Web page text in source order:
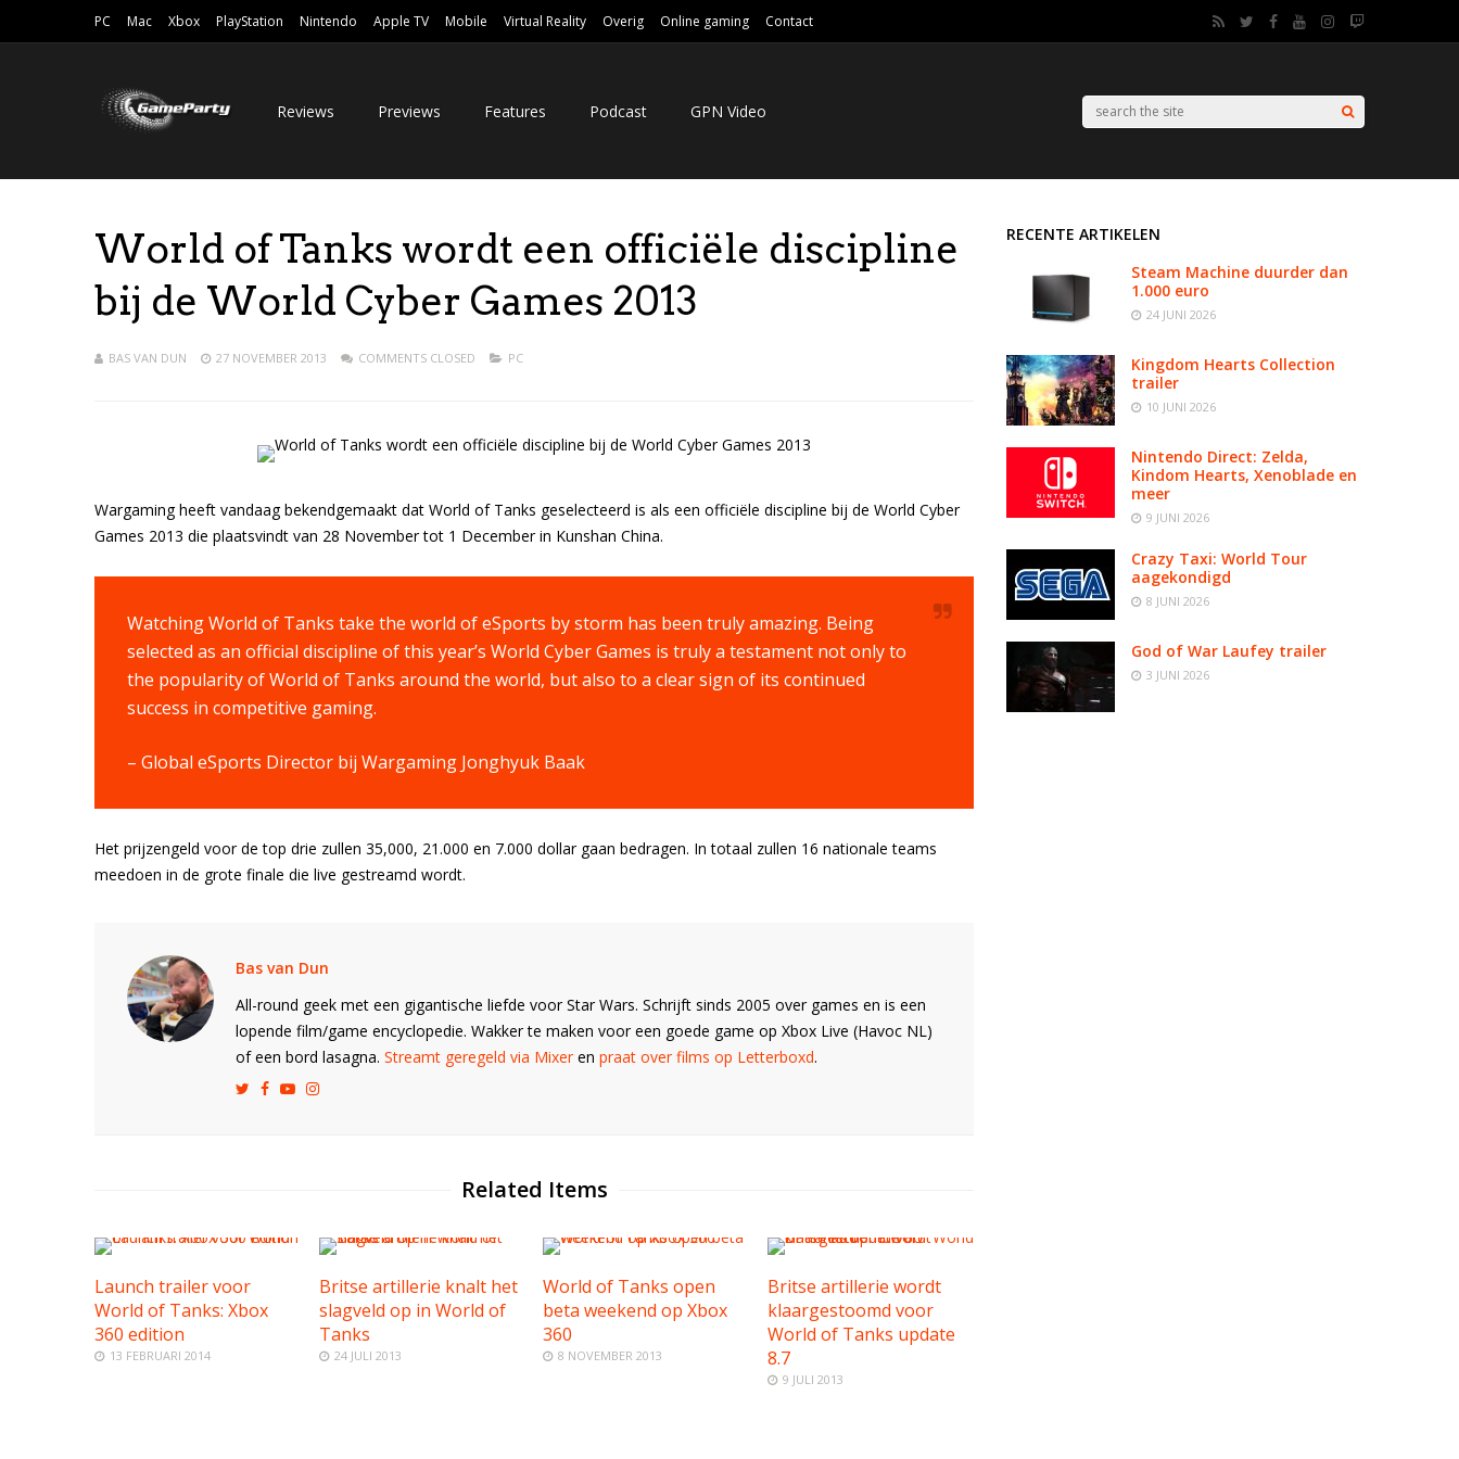
PC Mac Xbox PlayStation Nintendo Apple TV Mobile Virtual Reality Overig Online gaming Contact
Reviews Previews Features Podcast GPN Video
World of Tanks wordt een officiële discipline
bij de World Cyber Games 2013
BAS VAN DUN 27 NOVEMBER 2013 COMMENTS CLOSED PC
Wargaming heeft vandaag bekendgemaakt dat World of Tanks geselecteerd is als een officiële discipline bij de World Cyber
Games 2013 die plaatsvindt van 28 November tot 1 December in Kunshan China.
Watching World of Tanks take the world of eSports by storm has been truly amazing. Being
selected as an official discipline of this year’s World Cyber Games is truly a testament not only to
the popularity of World of Tanks around the world, but also to a clear sign of its continued
success in competitive gaming.
– Global eSports Director bij Wargaming Jonghyuk Baak
Het prijzengeld voor de top drie zullen 35,000, 21.000 en 7.000 dollar gaan bedragen. In totaal zullen 16 nationale teams
meedoen in de grote finale die live gestreamd wordt.
Bas van Dun
All-round geek met een gigantische liefde voor Star Wars. Schrijft sinds 2005 over games en is een
lopende film/game encyclopedie. Wakker te maken voor een goede game op Xbox Live (Havoc NL)
of een bord lasagna. Streamt geregeld via Mixeren praat over films op Letterboxd.
Related Items
Launch trailer voor
World of Tanks: Xbox
360 edition
13 FEBRUARI 2014
Britse artillerie knalt het
slagveld op in World of
Tanks
24 JULI 2013
World of Tanks open
beta weekend op Xbox
360
8 NOVEMBER 2013
Britse artillerie wordt
klaargestoomd voor
World of Tanks update
8.7
9 JULI 2013
RECENTE ARTIKELEN
Steam Machine duurder dan
1.000 euro
24 JUNI 2026
Kingdom Hearts Collection
trailer
10 JUNI 2026
Nintendo Direct: Zelda,
Kindom Hearts, Xenoblade en
meer
9 JUNI 2026
Crazy Taxi: World Tour
aagekondigd
8 JUNI 2026
God of War Laufey trailer
3 JUNI 2026